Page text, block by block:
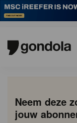
Neem deze
jouw